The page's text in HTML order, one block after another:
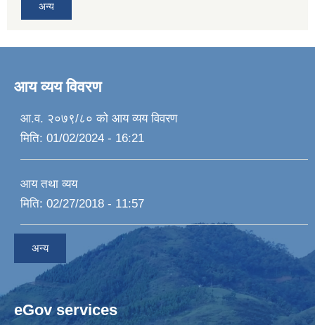
अन्य
आय व्यय विवरण
आ.व. २०७९/८० को आय व्यय विवरण
मिति: 01/02/2024 - 16:21
आय तथा व्यय
मिति: 02/27/2018 - 11:57
अन्य
eGov services